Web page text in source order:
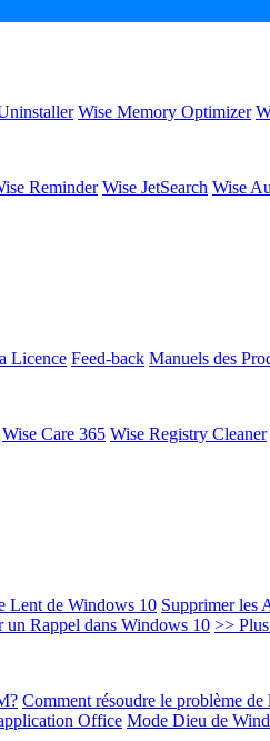
Wise Memory Optimizer
Reminder Wise JetSearch Wise
Licence Feed-back Manuels des
Wise Care 365 Wise Registry Cleaner
Lent de Windows 10 Supprimer les
un Rappel dans Windows 10 >>
Comment résoudre le problème
Office Mode Dieu de